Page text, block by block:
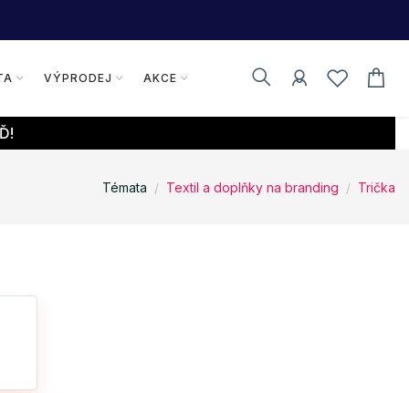
VÝPRODEJ AKCE
Témata Textil a doplňky na branding Trička